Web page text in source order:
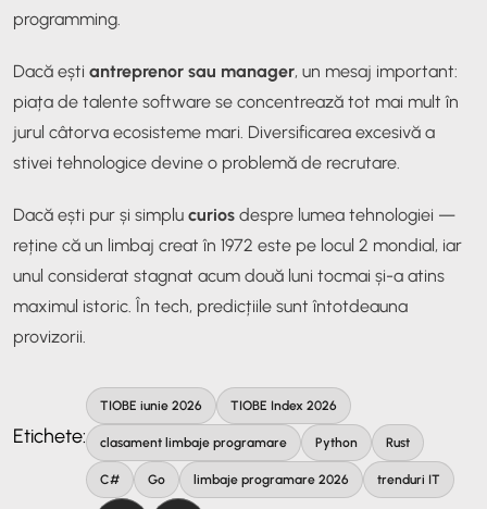
programming.
Dacă ești antreprenor sau manager, un mesaj important:
piața de talente software se concentrează tot mai mult în
jurul câtorva ecosisteme mari. Diversificarea excesivă a
stivei tehnologice devine o problemă de recrutare.
Dacă ești pur și simplu curios despre lumea tehnologiei —
reține că un limbaj creat în 1972 este pe locul 2 mondial, iar
unul considerat stagnat acum două luni tocmai și-a atins
maximul istoric. În tech, predicțiile sunt întotdeauna
provizorii.
Etichete:
TIOBE iunie 2026 TIOBE Index 2026
clasament limbaje programare Python Rust
C# Go limbaje programare 2026 trenduri IT